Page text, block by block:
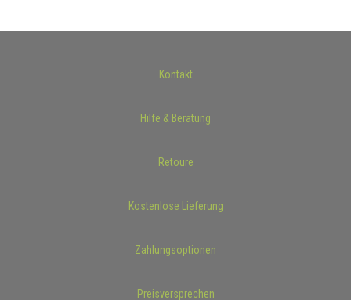
Kontakt
Hilfe & Beratung
Retoure
Kostenlose Lieferung
Zahlungsoptionen
Preisversprechen